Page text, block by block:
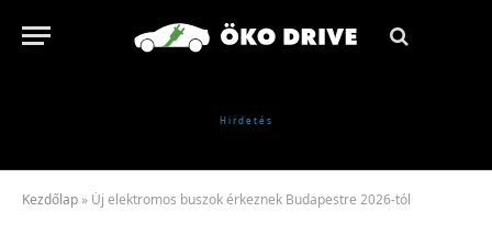
Kezdőlap » Új elektromos buszok érkeznek Budapestre 2026-tól